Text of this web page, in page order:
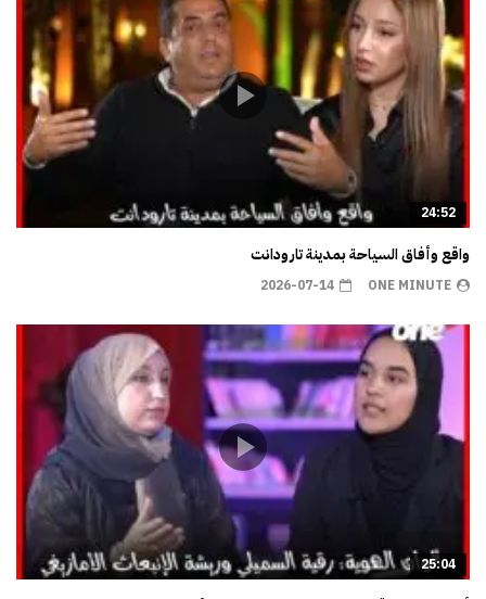
24:52
واقع وأفاق السياحة بمدينة تارودانت
ONE MINUTE
2026-07-14
25:04